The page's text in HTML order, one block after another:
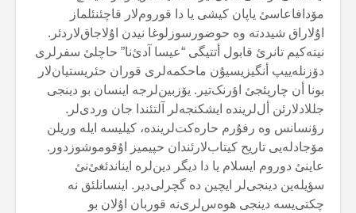
مۆدافاعاسئ یاپان کیشی یا دا قوروم‌لار قاچئنئلماز
اۇلاراق شیددتە وە حوضورسوزلوغا نیدن اۇلاجاق‌لاردئر.
نیتەکیم تانرئ قابول أتتیگی “عیسا آدئ‌نا” حاچلئ سفرلری
دۆزنلەییپ أنگیزیسیۇن ماحکمەلری قوران حئریستیان‌لار
بونا أن چارپئجئ اؤرنک‌تیر. یۆزبین‌لرجە اینسان بو دینجی
جللادلارئن أل‌لریندە ایشکنجەلر آلتئندا جان وردی‌لر.
رؤنسانس وە رفۇرم حارەکت‌لریندە، کیلیسە ایلە وریلن
مۆجادلەیی تاریح کیتاب‌لارئندان حپیمیز اۇقوموشوزدور.
عاینئ دوروم ایسلام یا دا دیگر دین‌لرە ایناندئغئ‌نئ
سؤیلەین دینجی‌لر ایچین دە گچرلی‌دیر. اینسانلئق نە
چکتی‌یسە دینجی هوەس‌لری‌نە قوربان اۇلان بو